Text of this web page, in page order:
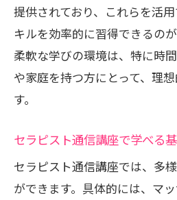
成
通信講座が提供する
スキマ時間を使ってセラ
キルアップ
短時間で効果を上げ
成果を実感できる学
提供されており、これらを活
キルを効率的に習得できるの
柔軟な学びの環境は、特に時
や家庭を持つ方にとって、理
す。
セラピスト通信講座で学べる
セラピスト通信講座では、多
ができます。具体的には、マ